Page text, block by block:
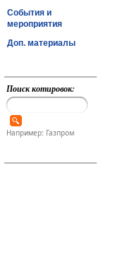
События и
мероприятия
Доп. материалы
Поиск котировок:
Например: Газпром